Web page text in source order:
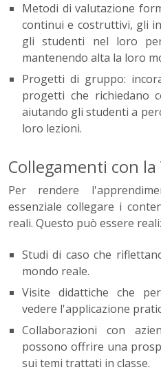
Metodi di valutazione
continui e costruttivi, gli
gli studenti nel loro
mantenendo alta la loro
Progetti di gruppo:
progetti che richiedano
aiutando gli studenti a
loro lezioni.
Collegamenti con la
Per rendere
essenziale collegare i
reali. Questo può essere
Studi di caso che
mondo reale.
Visite didattiche che
vedere l'applicazione
Collaborazioni con
possono offrire una
sui temi trattati in classe.